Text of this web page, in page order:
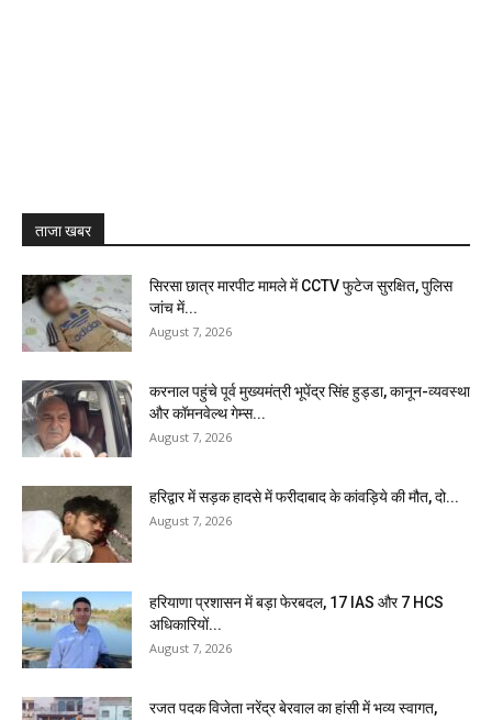
ताजा खबर
सिरसा छात्र मारपीट मामले में CCTV फुटेज सुरक्षित, पुलिस
जांच में...
August 7, 2026
करनाल पहुंचे पूर्व मुख्यमंत्री भूपेंद्र सिंह हुड्डा, कानून-व्यवस्था
और कॉमनवेल्थ गेम्स...
August 7, 2026
हरिद्वार में सड़क हादसे में फरीदाबाद के कांवड़िये की मौत, दो...
August 7, 2026
हरियाणा प्रशासन में बड़ा फेरबदल, 17 IAS और 7 HCS
अधिकारियों...
August 7, 2026
रजत पदक विजेता नरेंद्र बेरवाल का हांसी में भव्य स्वागत,